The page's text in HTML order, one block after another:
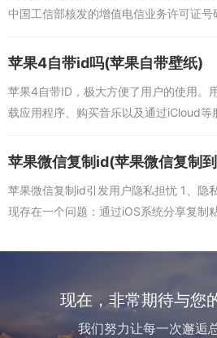
中国工信部核发的增值电信业务许可证
号、许可证号和企业名称等信息。在使用
苹果4自带id吗(苹果自带壁纸)
苹果4自带ID，极大方便了用户的使用。
载应用程序、购买音乐以及通过iCloud等
ID还可以享受苹果公司的各种服务，如
苹果微信复制id(苹果微信复制
苹果微信复制id引发用户隐私担忧 1、隐
现存在一个问题：通过iOS系统分享复制
私...
现在，非常期待与您
我们努力让每一次邂逅